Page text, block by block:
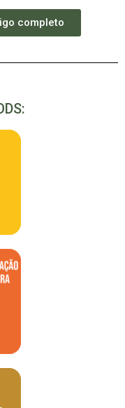
completo